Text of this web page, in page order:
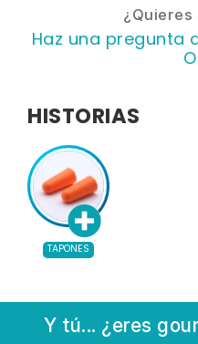
¿Quieres
Haz una pregunta
HISTORIAS
TAPONES
Y tú... ¿eres